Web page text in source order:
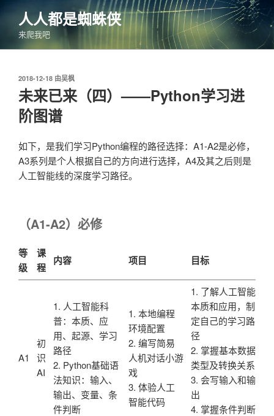
容
人人都是蜘蛛侠
来爬我吧
发
布
于
2018-12-18 由吴枫
未来已来（四）——Python学习进
阶图谱
如下，是我们学习Python编程的路径选择：A1-A2是必修，
A3系列是个人根据自己的方向进行选择，A4及其之后则是
人工智能线的深度学习路径。
（A1-A2）必修
等
级
课
程
内容 项目 目标
A1
初
识
AI
1. 人工智能科
普：本质、应
用、起源、学习
路径
2. Python基础语
法知识：输入、
输出、变量、条
件判断
1. 本地编程
环境配置
2. 编写简易
人机对话小游
戏
3. 体验人工
智能代码
1. 了解人工智能
本质和应用，制
定自己的学习路
径
2. 掌握基本数据
类型及转换关系
3. 会写输入和输
出
4. 掌握条件判断